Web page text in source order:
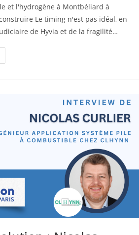
et l'hydrogène à Montbéliard à
Le timing n'est pas idéal, en
de Hyvia et de la fragilité…